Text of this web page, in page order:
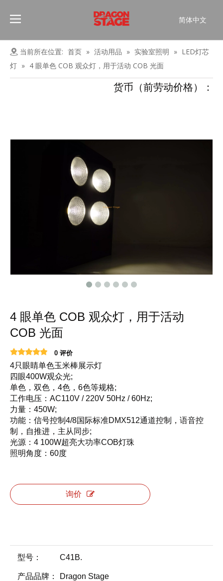
简体中文
Pусский
Français
العربية
当前所在位置: 首页 » 活动用品 » 实验室照明 » LED灯芯
灯 » 4 眼单色 COB 观众灯，用于活动 COB 光面
货币（前劳动价格）：
4 眼单色 COB 观众灯，用于活动
COB 光面
0 评价
4只眼睛单色玉米棒展示灯
四眼400W观众光;
单色，双色，4色，6色等规格;
工作电压：AC110V / 220V 50Hz / 60Hz;
力量：450W;
功能：信号控制4/8国际标准DMX512通道控制，语音控
制，自推进，主从同步;
光源：4 100W超亮大功率COB灯珠
照明角度：60度
询价
型号： C41B.
产品品牌： Dragon Stage